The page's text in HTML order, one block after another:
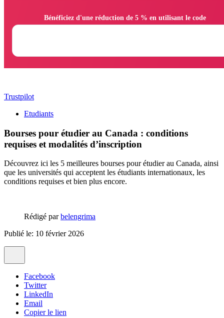
Trustpilot
Etudiants
Bourses pour étudier au Canada : conditions
requises et modalités d’inscription
Découvrez ici les 5 meilleures bourses pour étudier au Canada, ainsi
que les universités qui acceptent les étudiants internationaux, les
conditions requises et bien plus encore.
Rédigé parbelengrima
Publié le: 10 février 2026
Facebook
Twitter
LinkedIn
Email
Copier le lien